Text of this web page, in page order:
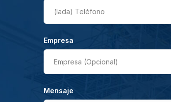
(lada) Teléfono
Empresa
Empresa (Opcional)
Mensaje